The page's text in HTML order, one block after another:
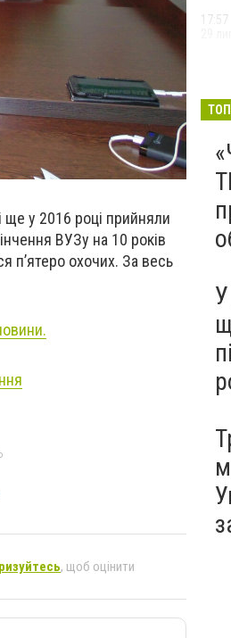
ще у 2016 році прийняли
ВУЗу на 10 років
п’ятеро охочих. За весь
, щоб оцінити
17:57